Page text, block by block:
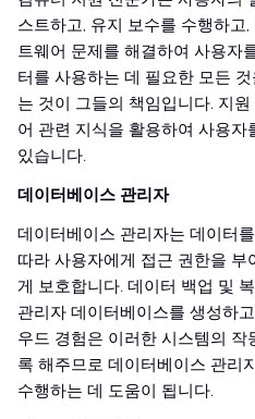
스트하고, 유지 보수를 수행하고
트웨어 문제를 해결하여 사용자
터를 사용하는 데 필요한 모든
는 것이 그들의 책임입니다. 지
어 관련 지식을 활용하여 사용
있습니다.
데이터베이스 관리자
데이터베이스 관리자는 데이터
따라 사용자에게 접근 권한을
게 보호합니다. 데이터 백업 및
관리자 데이터베이스를 생성하
우드 경험은 이러한 시스템의
록 해주므로 데이터베이스 관리
수행하는 데 도움이 됩니다.